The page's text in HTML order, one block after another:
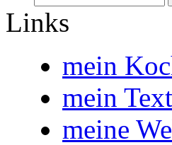
Links
mein
mein
meine